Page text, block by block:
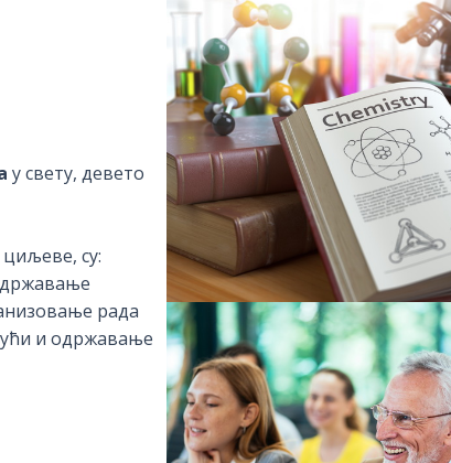
у свету, девето
циљеве, су:
рада
и одржавање